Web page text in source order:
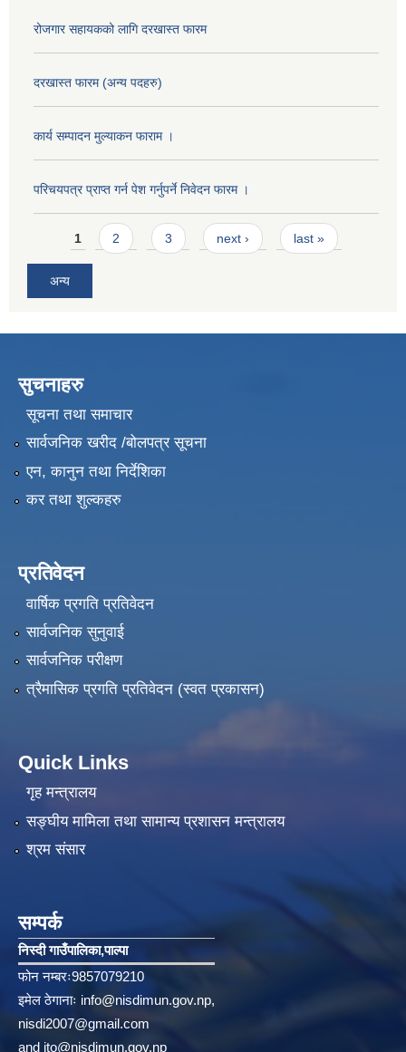
रोजगार सहायकको लागि दरखास्त फारम
दरखास्त फारम (अन्य पदहरु)
कार्य सम्पादन मुल्याक‌न फाराम ।
परिचयपत्र प्राप्त गर्न पेश गर्नुपर्ने निवेदन फारम ।
Pages
1 2 3 next › last »
अन्य
सुचनाहरु
सूचना तथा समाचार
सार्वजनिक खरीद /बोलपत्र सूचना
एन, कानुन तथा निर्देशिका
कर तथा शुल्कहरु
प्रतिवेदन
वार्षिक प्रगति प्रतिवेदन
सार्वजनिक सुनुवाई
सार्वजनिक परीक्षण
त्रैमासिक प्रगति प्रतिवेदन (स्वत प्रकासन)
Quick Links
गृह मन्त्रालय
सङ्‍घीय मामिला तथा सामान्य प्रशासन मन्त्रालय
श्रम संसार
सम्पर्क
निस्दी गाउँपालिका‚पाल्पा
फोन नम्बरः9857079210
इमेल ठेगानाः info@nisdimun.gov.np,
nisdi2007@gmail.com
and ito@nisdimun.gov.np